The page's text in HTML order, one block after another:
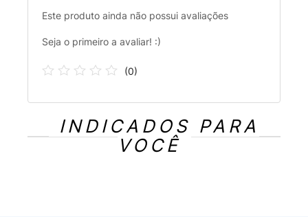
Este produto ainda não possui avaliações
Seja o primeiro a avaliar! :)
(0)
INDICADOS PARA
VOCÊ